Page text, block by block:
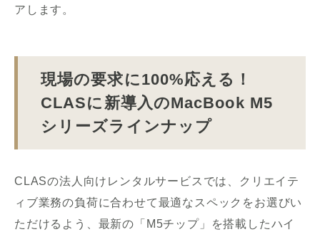
アします。
現場の要求に100%応える！
CLASに新導入のMacBook M5
シリーズラインナップ
CLASの法人向けレンタルサービスでは、クリエイテ
ィブ業務の負荷に合わせて最適なスペックをお選びい
ただけるよう、最新の「M5チップ」を搭載したハイ